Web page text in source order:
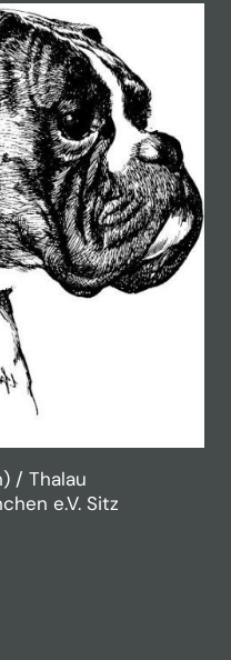
/ Thalau
e.V. Sitz